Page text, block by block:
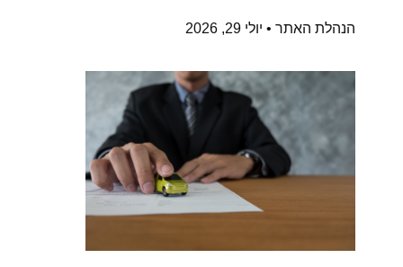
הנהלת האתר יולי 29, 2026